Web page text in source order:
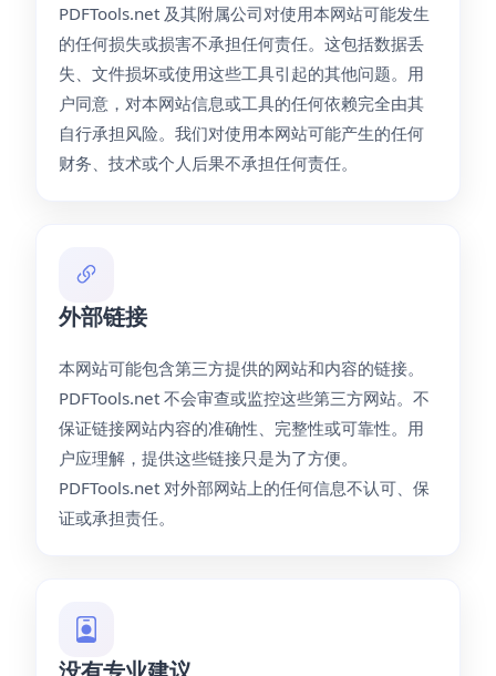
PDFTools.net 及其附属公司对使用本网站可能发生
的任何损失或损害不承担任何责任。这包括数据丢
失、文件损坏或使用这些工具引起的其他问题。用
户同意，对本网站信息或工具的任何依赖完全由其
自行承担风险。我们对使用本网站可能产生的任何
财务、技术或个人后果不承担任何责任。
外部链接
本网站可能包含第三方提供的网站和内容的链接。
PDFTools.net 不会审查或监控这些第三方网站。不
保证链接网站内容的准确性、完整性或可靠性。用
户应理解，提供这些链接只是为了方便。
PDFTools.net 对外部网站上的任何信息不认可、保
证或承担责任。